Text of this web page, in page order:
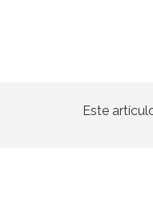
Este